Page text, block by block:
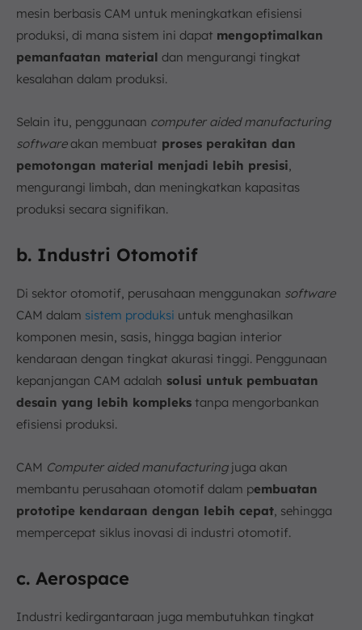
mesin berbasis CAM untuk meningkatkan efisiensi
produksi, di mana sistem ini dapat mengoptimalkan
pemanfaatan material dan mengurangi tingkat
kesalahan dalam produksi.
Selain itu, penggunaan computer aided manufacturing
softwareakan membuat proses perakitan dan
pemotongan material menjadi lebih presisi,
mengurangi limbah, dan meningkatkan kapasitas
produksi secara signifikan.
b. Industri Otomotif
Di sektor otomotif, perusahaan menggunakan software
CAM dalam sistem produksi untuk menghasilkan
komponen mesin, sasis, hingga bagian interior
kendaraan dengan tingkat akurasi tinggi. Penggunaan
kepanjangan CAM adalah solusi untuk pembuatan
desain yang lebih kompleks tanpa mengorbankan
efisiensi produksi.
CAM Computer aided manufacturingjuga akan
membantu perusahaan otomotif dalam pembuatan
prototipe kendaraan dengan lebih cepat, sehingga
mempercepat siklus inovasi di industri otomotif.
c. Aerospace
Industri kedirgantaraan juga membutuhkan tingkat